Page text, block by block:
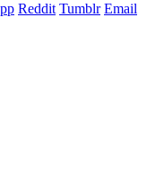
Reddit Tumblr Email